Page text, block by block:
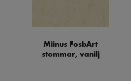
Miinus FosbArt
stommar, vanilj